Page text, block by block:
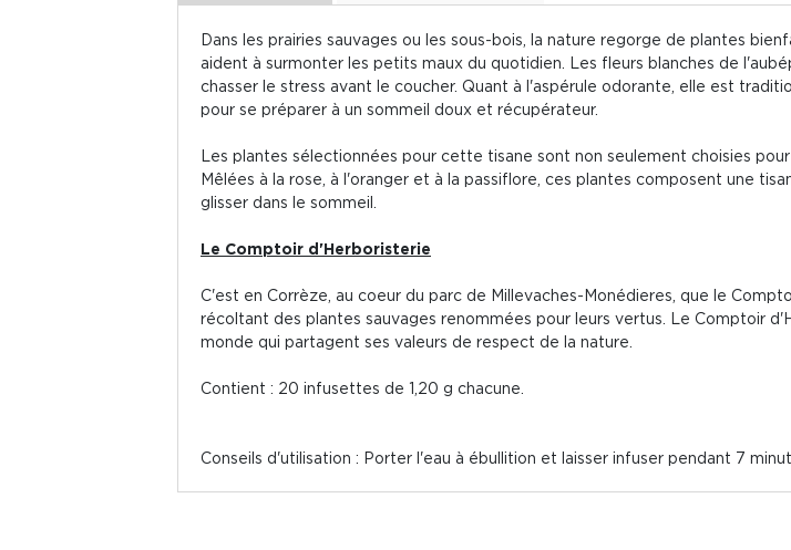
Dans les prairies sauvages ou les sous-bois, la nature regorge de plantes
aident à surmonter les petits maux du quotidien. Les fleurs blanches de
chasser le stress avant le coucher. Quant à l'aspérule odorante, elle est
pour se préparer à un sommeil doux et récupérateur.
Les plantes sélectionnées pour cette tisane sont non seulement choisies
Mêlées à la rose, à l'oranger et à la passiflore, ces plantes composent une
glisser dans le sommeil.
Le Comptoir d'Herboristerie
C'est en Corrèze, au coeur du parc de Millevaches-Monédieres, que le
récoltant des plantes sauvages renommées pour leurs vertus. Le Comptoir
monde qui partagent ses valeurs de respect de la nature.
Contient : 20 infusettes de 1,20 g chacune.
Conseils d'utilisation : Porter l'eau à ébullition et laisser infuser pendant 7